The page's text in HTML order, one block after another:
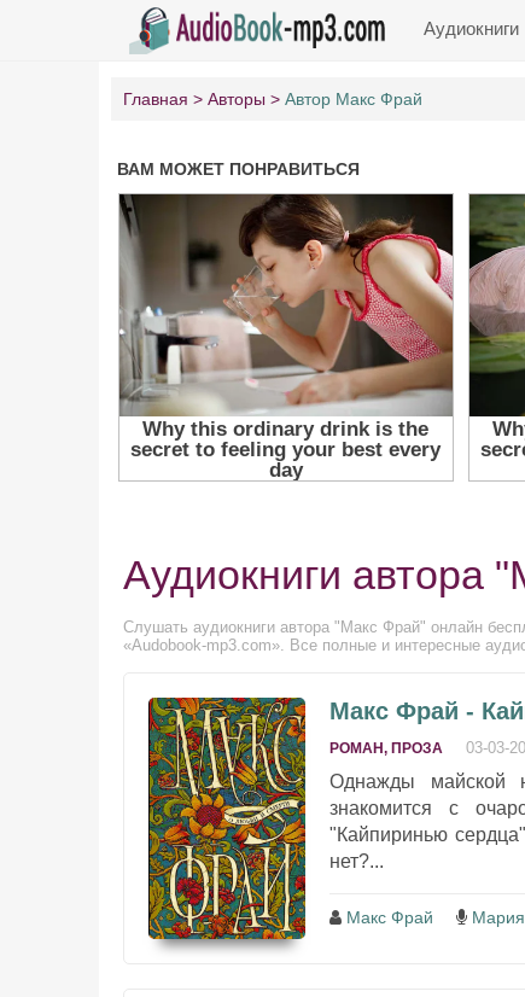
Аудиокниги
Главная Авторы Автор Макс Фрай
Аудиокниги автора
Слушать аудиокниги автора "Макс Фрай" онлайн
«Audobook-mp3.com». Все полные и интересные
Макс Фрай -
РОМАН, ПРОЗА 03-03-
Однажды майской
знакомится с
"Кайпиринью
нет?...
Макс Фрай